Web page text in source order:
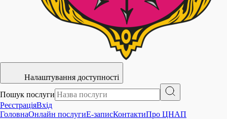
Налаштування доступності
Пошук послуги
РеєстраціяВхід
ГоловнаОнлайн послугиE-записКонтактиПро ЦНАП